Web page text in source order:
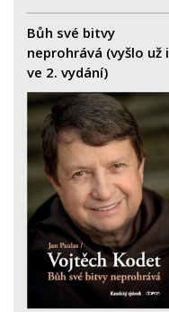
Bůh své bitvy
neprohrává (vyšlo už i
ve 2. vydání)